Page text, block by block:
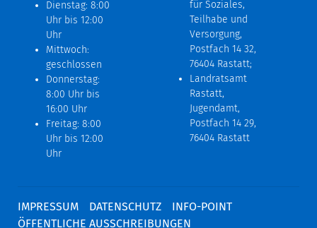
Dienstag: 8:00
Uhr bis 12:00
Uhr
Mittwoch:
geschlossen
Donnerstag:
8:00 Uhr bis
16:00 Uhr
Freitag: 8:00
Uhr bis 12:00
Uhr
für Soziales,
Teilhabe und
Versorgung,
Postfach 14 32,
76404 Rastatt;
Landratsamt
Rastatt,
Jugendamt,
Postfach 14 29,
76404 Rastatt
IMPRESSUM DATENSCHUTZ
INFO-POINT
ÖFFENTLICHE AUSSCHREIBUNGEN